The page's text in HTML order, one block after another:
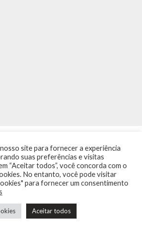
AGENDA
USO / POLÍTICA DE PRIVACIDADE
site para fornecer a experiência
suas preferências e visitas
“Aceitar todos”, você concorda com o
No entanto, você pode visitar
para fornecer um consentimento
Aceitar todos